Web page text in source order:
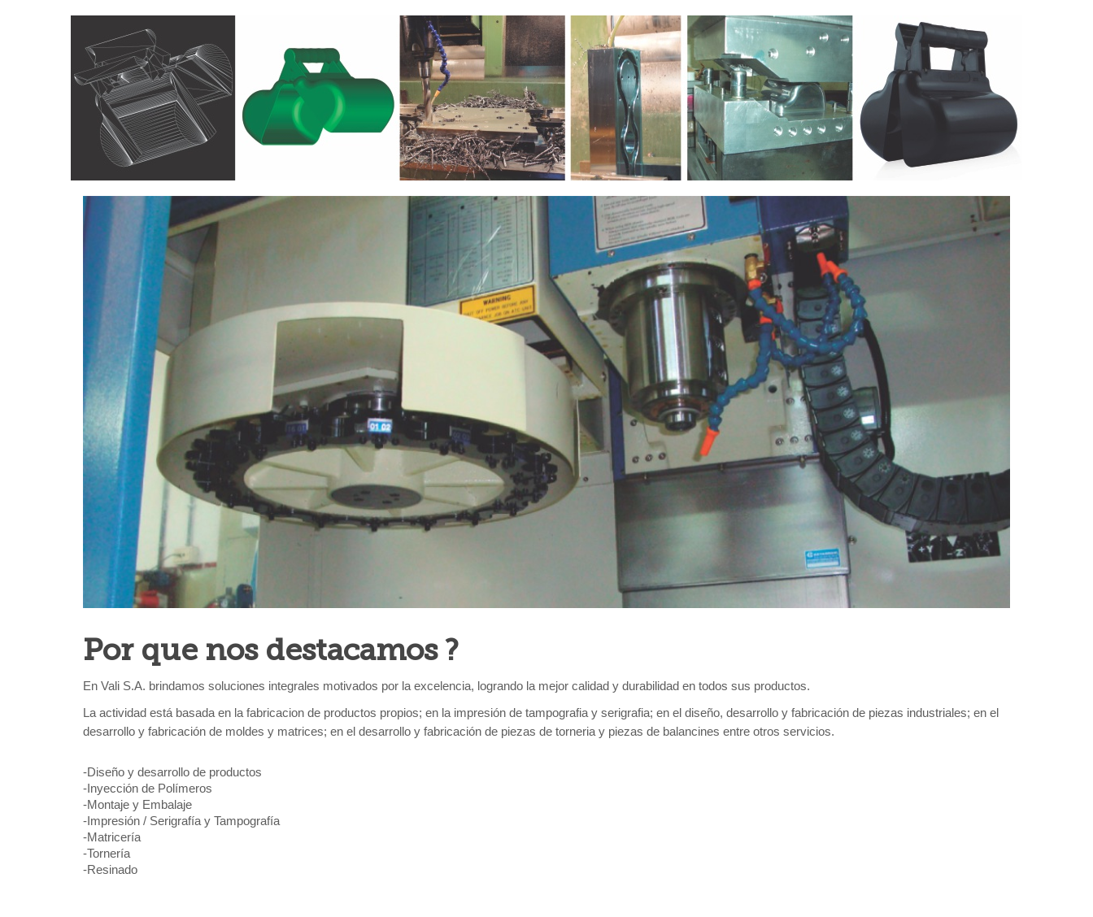
Por que nos destacamos ?
En Vali S.A. brindamos soluciones integrales motivados por la excelencia, logrando la mejor calidad y durabilidad en todos sus productos.
La actividad está basada en la fabricacion de productos propios; en la impresión de tampografia y serigrafia; en el diseño, desarrollo y fabricación de piezas industriales; en el
desarrollo y fabricación de moldes y matrices; en el desarrollo y fabricación de piezas de torneria y piezas de balancines entre otros servicios.
-Diseño y desarrollo de productos
-Inyección de Polímeros
-Montaje y Embalaje
-Impresión / Serigrafía y Tampografía
-Matricería
-Tornería
-Resinado